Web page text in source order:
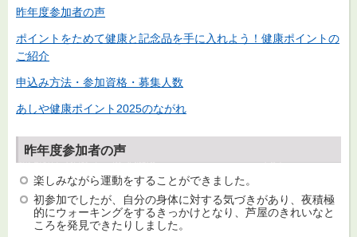
昨年度参加者の声
ポイントをためて健康と記念品を手に入れよう！健康ポイントの
ご紹介
申込み方法・参加資格・募集人数
あしや健康ポイント2025のながれ
昨年度参加者の声
楽しみながら運動をすることができました。
初参加でしたが、自分の身体に対する気づきがあり、夜積極
的にウォーキングをするきっかけとなり、芦屋のきれいなと
ころを発見できたりしました。